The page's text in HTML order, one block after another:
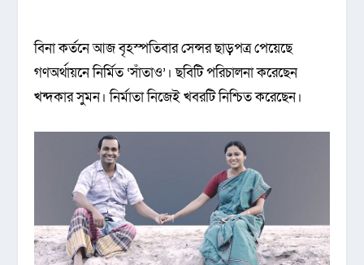
বিনা কর্তনে আজ বৃহস্পতিবার সেন্সর ছাড়পত্র পেয়েছে
গণঅর্থায়নে নির্মিত ‘সাঁতাও’। ছবিটি পরিচালনা করেছেন
খন্দকার সুমন। নির্মাতা নিজেই খবরটি নিশ্চিত করেছেন।